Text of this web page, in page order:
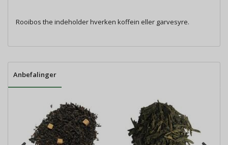
Rooibos the indeholder hverken koffein eller garvesyre.
Anbefalinger